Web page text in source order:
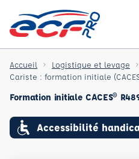
Accueil
Logistique et levage
Cariste : formation initiale
Formation initiale CACES®
Accessibilité